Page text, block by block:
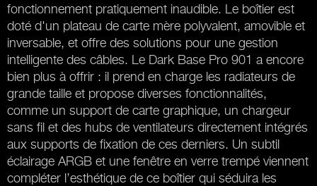
fonctionnement pratiquement inaudible. Le boîtier est
doté d'un plateau de carte mère polyvalent, amovible et
inversable, et offre des solutions pour une gestion
intelligente des câbles. Le Dark Base Pro 901 a encore
bien plus à offrir : il prend en charge les radiateurs de
grande taille et propose diverses fonctionnalités,
comme un support de carte graphique, un chargeur
sans fil et des hubs de ventilateurs directement intégrés
aux supports de fixation de ces derniers. Un subtil
éclairage ARGB et une fenêtre en verre trempé viennent
compléter l’esthétique de ce boîtier qui séduira les